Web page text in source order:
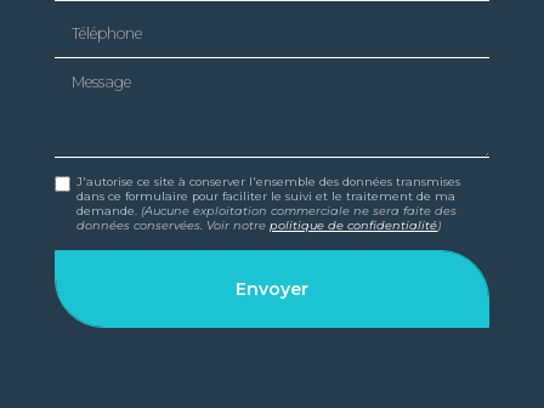
Message
J'autorise ce site à conserver l'ensemble des données transmises
dans ce formulaire pour faciliter le suivi et le traitement de ma
demande. (Aucune exploitation commerciale ne sera faite des
données conservées. Voir notrepolitique de confidentialité)